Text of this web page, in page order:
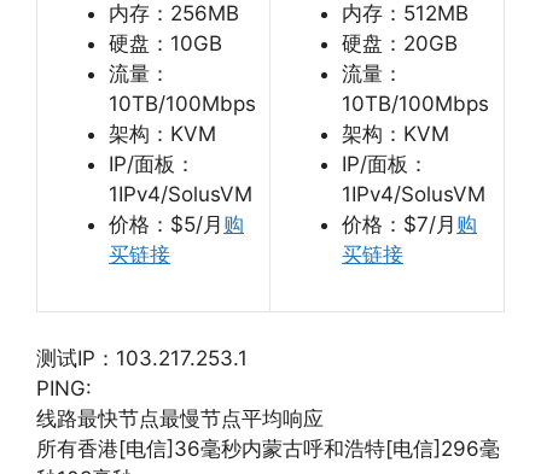
内存：256MB
硬盘：10GB
流量：
10TB/100Mbps
架构：KVM
IP/面板：
1IPv4/SolusVM
价格：$5/月 购
买链接
内存：512MB
硬盘：20GB
流量：
10TB/100Mbps
架构：KVM
IP/面板：
1IPv4/SolusVM
价格：$7/月 购
买链接
测试IP：103.217.253.1
PING:
线路最快节点最慢节点平均响应
所有香港[电信]36毫秒内蒙古呼和浩特[电信]296毫